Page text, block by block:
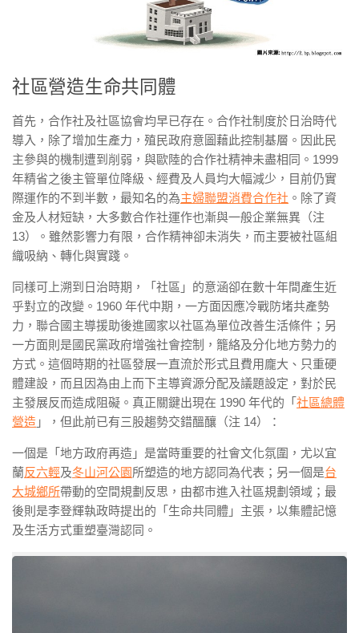
社區營造生命共同體
首先，合作社及社區協會均早已存在。合作社制度於日治時代
導入，除了增加生產力，殖民政府意圖藉此控制基層。因此民
主參與的機制遭到削弱，與歐陸的合作社精神未盡相同。1999
年精省之後主管單位降級、經費及人員均大幅減少，目前仍實
際運作的不到半數，最知名的為主婦聯盟消費合作社 。除了資
金及人材短缺，大多數合作社運作也漸與一般企業無異（注
13）。雖然影響力有限，合作精神卻未消失，而主要被社區組
織吸納、轉化與實踐。
同樣可上溯到日治時期，「社區」的意涵卻在數十年間產生近
乎對立的改變。1960 年代中期，一方面因應冷戰防堵共產勢
力，聯合國主導援助後進國家以社區為單位改善生活條件；另
一方面則是國民黨政府增強社會控制，籠絡及分化地方勢力的
方式。這個時期的社區發展一直流於形式且費用龐大、只重硬
體建設，而且因為由上而下主導資源分配及議題設定，對於民
主發展反而造成阻礙。真正關鍵出現在 1990 年代的「 社區總體
營造 」，但此前已有三股趨勢交錯醞釀（注 14）：
一個是「地方政府再造」是當時重要的社會文化氛圍，尤以宜
蘭反六輕及冬山河公園所塑造的地方認同為代表；另一個是台
大城鄉所帶動的空間規劃反思，由都巿進入社區規劃領域；最
後則是李登輝執政時提出的「生命共同體」主張，以集體記憶
及生活方式重塑臺灣認同。